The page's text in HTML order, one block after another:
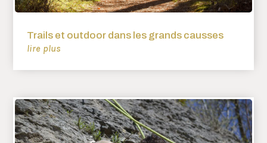
Trails et outdoor dans les grands causses
lire plus